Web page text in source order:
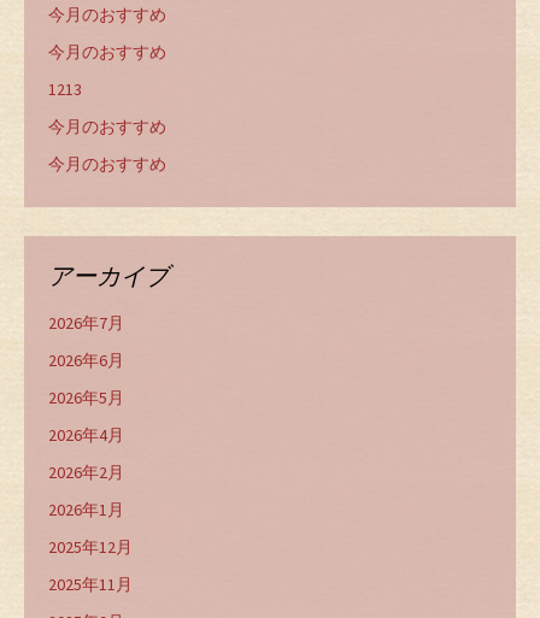
今月のおすすめ
今月のおすすめ
1213
今月のおすすめ
今月のおすすめ
アーカイブ
2026年7月
2026年6月
2026年5月
2026年4月
2026年2月
2026年1月
2025年12月
2025年11月